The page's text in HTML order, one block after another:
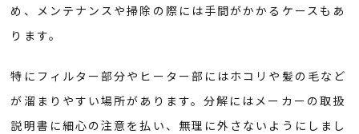
め、メンテナンスや掃除の際には手間がかかるケースもあ
ります。
特にフィルター部分やヒーター部にはホコリや髪の毛など
が溜まりやすい場所があります。分解にはメーカーの取扱
説明書に細心の注意を払い、無理に外さないようにしまし